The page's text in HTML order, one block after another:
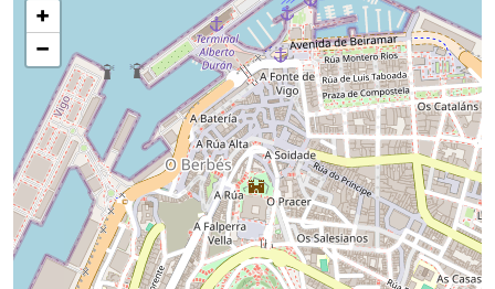
+
−